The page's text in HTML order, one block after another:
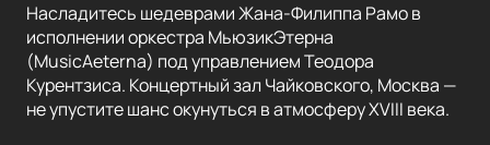
Насладитесь шедеврами Жана-Филиппа Рамо в
исполнении оркестра МьюзикЭтерна
(MusicAeterna) под управлением Теодора
Курентзиса. Концертный зал Чайковского, Москва —
не упустите шанс окунуться в атмосферу XVIII века.